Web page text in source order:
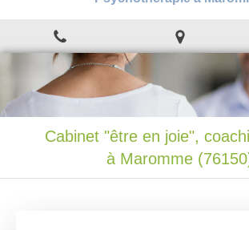
Cabinet "être en joie",
à Maromme